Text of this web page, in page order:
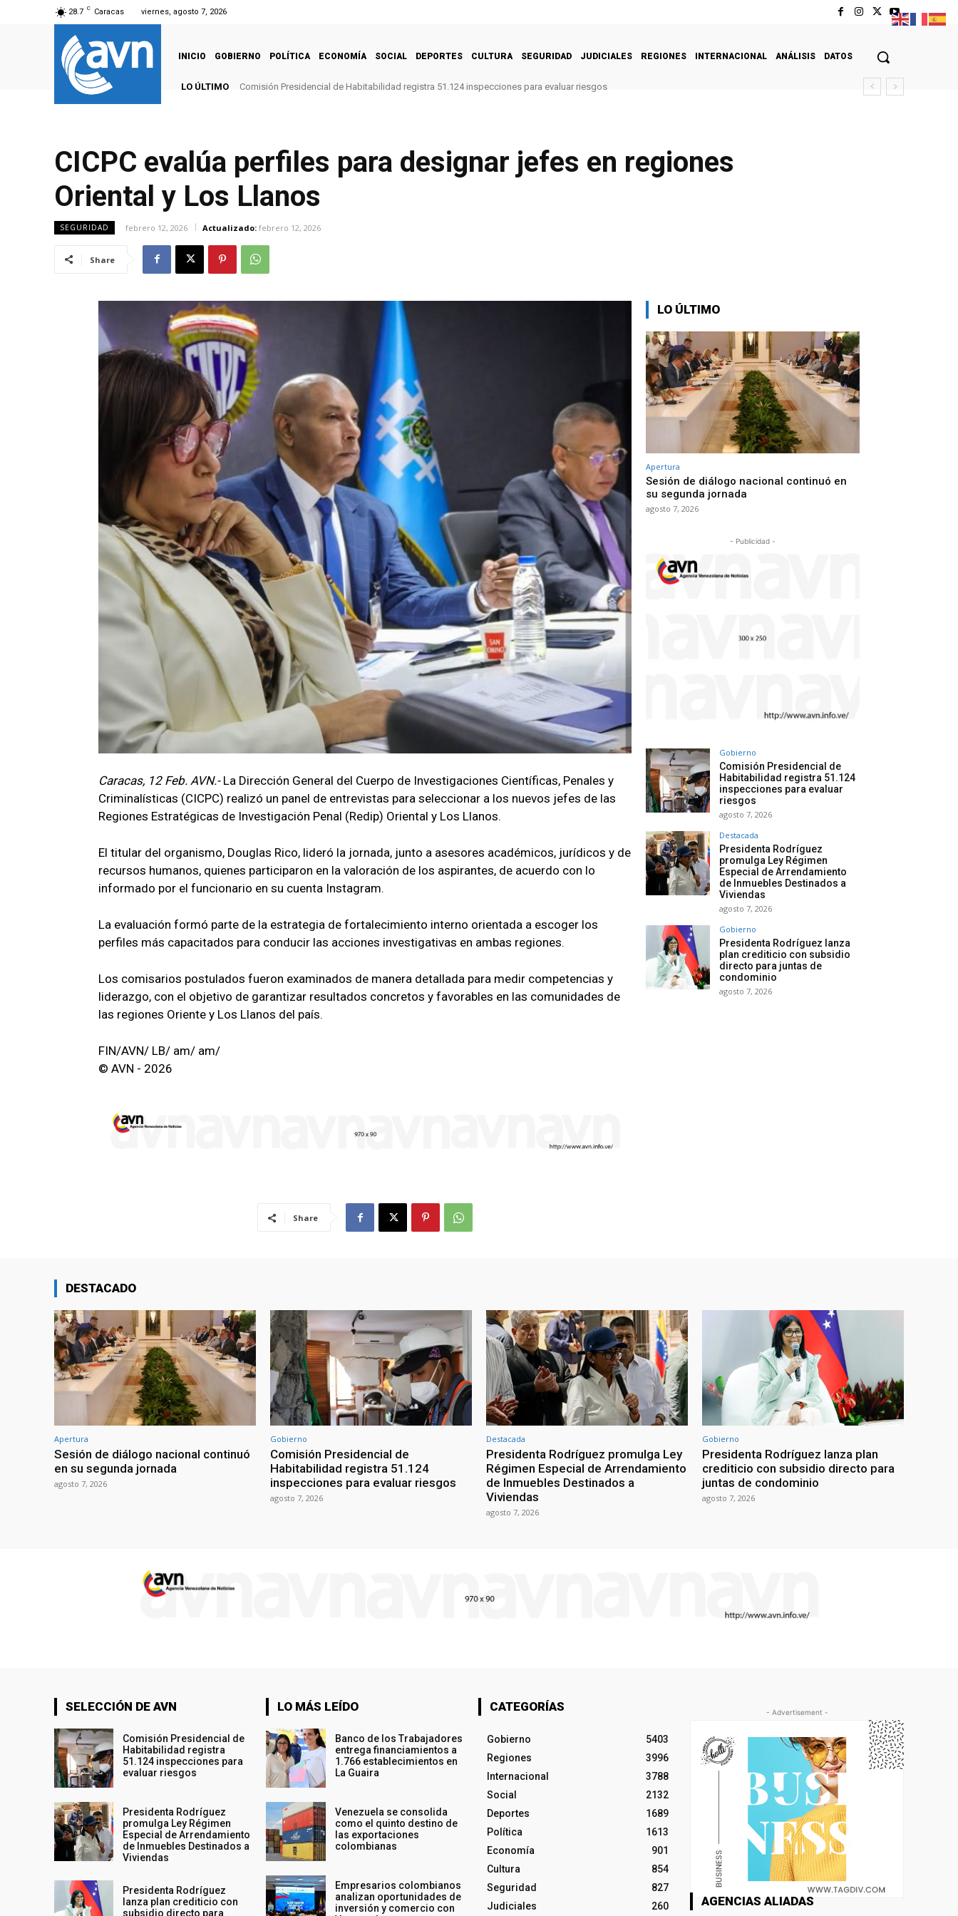
28.7 C Caracas viernes, agosto 7, 2026
INICIO GOBIERNO POLÍTICA ECONOMÍA SOCIAL DEPORTES CULTURA SEGURIDAD JUDICIALES REGIONES INTERNACIONAL ANÁLISIS DATOS
LO ÚLTIMO Comisión Presidencial de Habitabilidad registra 51.124 inspecciones para evaluar riesgos
CICPC evalúa perfiles para designar jefes en regiones
Oriental y Los Llanos
SEGURIDAD febrero 12, 2026 Actualizado: febrero 12, 2026
Share
Caracas, 12 Feb. AVN.-La Dirección General del Cuerpo de Investigaciones Científicas, Penales y
Criminalísticas (CICPC) realizó un panel de entrevistas para seleccionar a los nuevos jefes de las
Regiones Estratégicas de Investigación Penal (Redip) Oriental y Los Llanos.
El titular del organismo, Douglas Rico, lideró la jornada, junto a asesores académicos, jurídicos y de
recursos humanos, quienes participaron en la valoración de los aspirantes, de acuerdo con lo
informado por el funcionario en su cuenta Instagram.
La evaluación formó parte de la estrategia de fortalecimiento interno orientada a escoger los
perfiles más capacitados para conducir las acciones investigativas en ambas regiones.
Los comisarios postulados fueron examinados de manera detallada para medir competencias y
liderazgo, con el objetivo de garantizar resultados concretos y favorables en las comunidades de
las regiones Oriente y Los Llanos del país.
FIN/AVN/ LB/ am/ am/
© AVN - 2026
Share
LO ÚLTIMO
Apertura
Sesión de diálogo nacional continuó en
su segunda jornada
agosto 7, 2026
- Publicidad -
Gobierno
Comisión Presidencial de
Habitabilidad registra 51.124
inspecciones para evaluar
riesgos
agosto 7, 2026
Destacada
Presidenta Rodríguez
promulga Ley Régimen
Especial de Arrendamiento
de Inmuebles Destinados a
Viviendas
agosto 7, 2026
Gobierno
Presidenta Rodríguez lanza
plan crediticio con subsidio
directo para juntas de
condominio
agosto 7, 2026
DESTACADO
Apertura
Sesión de diálogo nacional continuó
en su segunda jornada
agosto 7, 2026
Gobierno
Comisión Presidencial de
Habitabilidad registra 51.124
inspecciones para evaluar riesgos
agosto 7, 2026
Destacada
Presidenta Rodríguez promulga Ley
Régimen Especial de Arrendamiento
de Inmuebles Destinados a
Viviendas
agosto 7, 2026
Gobierno
Presidenta Rodríguez lanza plan
crediticio con subsidio directo para
juntas de condominio
agosto 7, 2026
SELECCIÓN DE AVN
Comisión Presidencial de
Habitabilidad registra
51.124 inspecciones para
evaluar riesgos
Presidenta Rodríguez
promulga Ley Régimen
Especial de Arrendamiento
de Inmuebles Destinados a
Viviendas
Presidenta Rodríguez
lanza plan crediticio con
subsidio directo para
LO MÁS LEÍDO
Banco de los Trabajadores
entrega financiamientos a
1.766 establecimientos en
La Guaira
Venezuela se consolida
como el quinto destino de
las exportaciones
colombianas
Empresarios colombianos
analizan oportunidades de
inversión y comercio con
CATEGORÍAS
Gobierno
5403
Regiones
3996
Internacional
3788
Social
2132
Deportes
1689
Política
1613
Economía
901
Cultura
854
Seguridad
827
Judiciales
260
- Advertisement -
AGENCIAS ALIADAS